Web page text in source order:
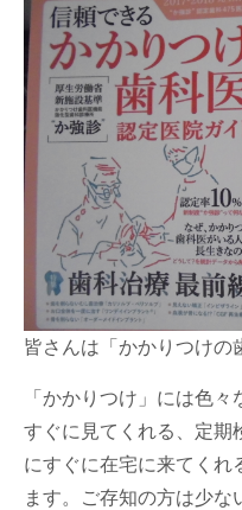
皆さんは「かかりつけの
「かかりつけ」には色
すぐに見てくれる、定期
にすぐに在宅に来てくれ
ます。ご存知の方は少